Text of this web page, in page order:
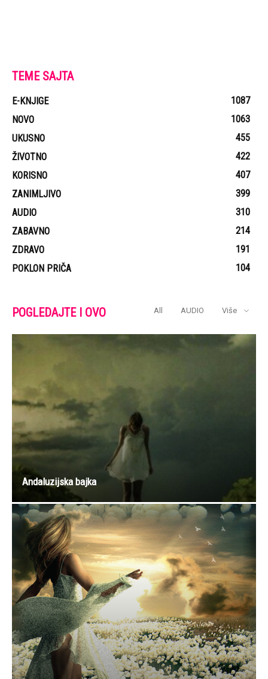
TEME SAJTA
E-KNJIGE
1087
NOVO
1063
UKUSNO
455
ŽIVOTNO
422
KORISNO
407
ZANIMLJIVO
399
AUDIO
310
ZABAVNO
214
ZDRAVO
191
POKLON PRIČA
104
POGLEDAJTE I OVO All AUDIO Više
Andaluzijska bajka